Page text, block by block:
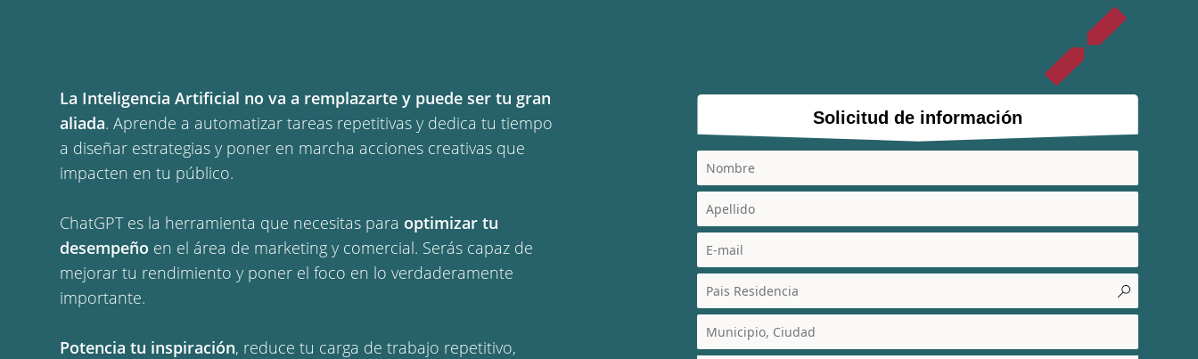
La Inteligencia Artificial no va a remplazarte y puede ser tu gran
aliada. Aprende a automatizar tareas repetitivas y dedica tu tiempo
a diseñar estrategias y poner en marcha acciones creativas que
impacten en tu público.
ChatGPT es la herramienta que necesitas para optimizar tu
desempeño en el área de marketing y comercial. Serás capaz de
mejorar tu rendimiento y poner el foco en lo verdaderamente
importante.
Potencia tu inspiración, reduce tu carga de trabajo repetitivo,
Solicitud de información